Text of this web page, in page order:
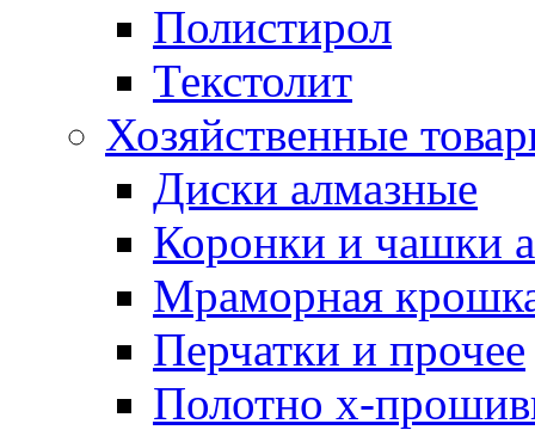
Полистирол
Текстолит
Хозяйственные
Диски алмазные
Коронки и чашки
Мраморная
Перчатки и прочее
Полотно х-